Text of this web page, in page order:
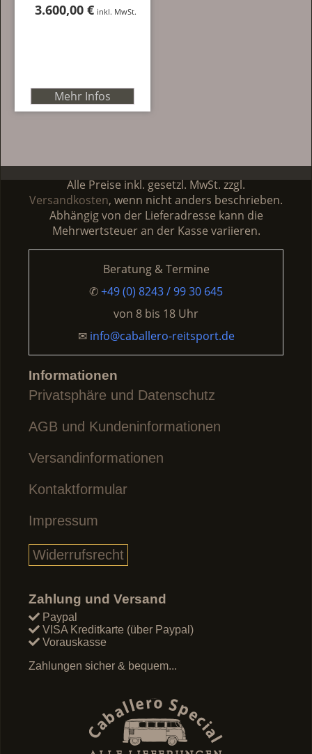
3.600,00€ inkl. MwSt.
Mehr Infos
Alle Preise inkl. gesetzl. MwSt. zzgl.
Versandkosten, wenn nicht anders beschrieben.
Abhängig von der Lieferadresse kann die
Mehrwertsteuer an der Kasse variieren.
Beratung & Termine
✆+49 (0) 8243 / 99 30 645
von 8 bis 18 Uhr
✉ info@caballero-reitsport.de
Informationen
Privatsphäre und Datenschutz
AGB und Kundeninformationen
Versandinformationen
Kontaktformular
Impressum
Widerrufsrecht
Zahlung und Versand
Paypal
VISA Kreditkarte (über Paypal)
Vorauskasse
Zahlungen sicher & bequem...